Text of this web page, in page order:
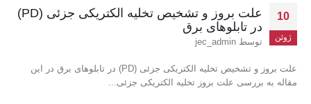
10
ژوئن
علت بروز و تشخیص تخلیه الکتریکی جزئی (PD)
در تابلوهای برق
توسط jec_admin
علت بروز و تشخیص تخلیه الکتریکی جزئی (PD) در تابلوهای برق در این
مقاله به بررسی علت بروز تخلیه الکتریکی جزئی...